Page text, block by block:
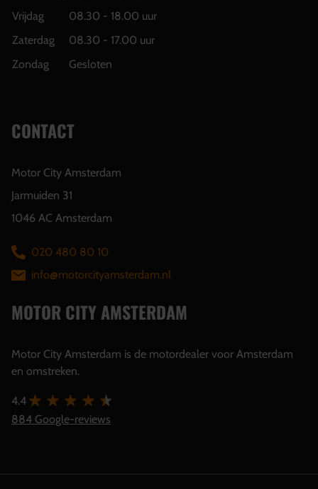
Vrijdag
08.30 - 18.00 uur
Zaterdag
08.30 - 17.00 uur
Zondag
Gesloten
CONTACT
Motor City Amsterdam
Jarmuiden 31
1046 AC Amsterdam
020 480 80 10
info@motorcityamsterdam.nl
MOTOR CITY AMSTERDAM
Motor City Amsterdam is de motordealer voor Amsterdam
en omstreken.
4.4
884 Google-reviews